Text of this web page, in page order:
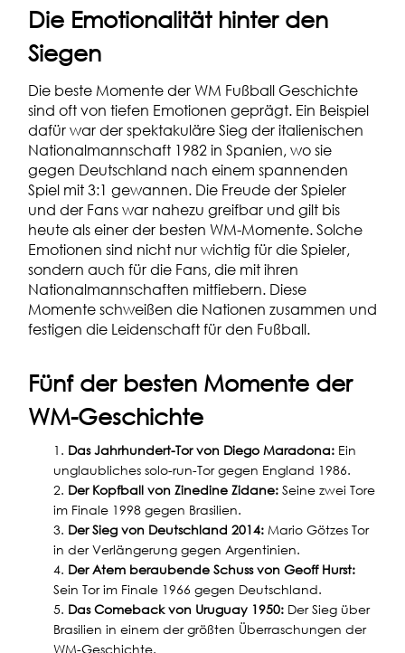
Die Emotionalität hinter den
Siegen
Die beste Momente der WM Fußball Geschichte
sind oft von tiefen Emotionen geprägt. Ein Beispiel
dafür war der spektakuläre Sieg der italienischen
Nationalmannschaft 1982 in Spanien, wo sie
gegen Deutschland nach einem spannenden
Spiel mit 3:1 gewannen. Die Freude der Spieler
und der Fans war nahezu greifbar und gilt bis
heute als einer der besten WM-Momente. Solche
Emotionen sind nicht nur wichtig für die Spieler,
sondern auch für die Fans, die mit ihren
Nationalmannschaften mitfiebern. Diese
Momente schweißen die Nationen zusammen und
festigen die Leidenschaft für den Fußball.
Fünf der besten Momente der
WM-Geschichte
Das Jahrhundert-Tor von Diego Maradona: Ein
unglaubliches solo-run-Tor gegen England 1986.
Der Kopfball von Zinedine Zidane: Seine zwei Tore
im Finale 1998 gegen Brasilien.
Der Sieg von Deutschland 2014: Mario Götzes Tor
in der Verlängerung gegen Argentinien.
Der Atem beraubende Schuss von Geoff Hurst:
Sein Tor im Finale 1966 gegen Deutschland.
Das Comeback von Uruguay 1950: Der Sieg über
Brasilien in einem der größten Überraschungen der
WM-Geschichte.